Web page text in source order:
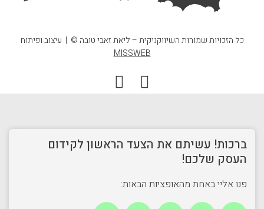
כל הזכויות שמורות השיווקניקית – ליאת זאבי טובה © | עיצוב ופיתוח
MISSWEB
F
e
b
o
k
I
t
a
a
ברכות! עשיתם את הצעד הראשון לקידום
העסק שלכם!
פנו אליי באחת מהאופציות הבאות: